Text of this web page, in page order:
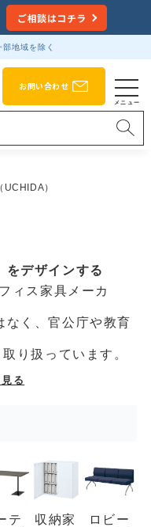
ご相談はコチラ
地域を除く
お問い合わせ
UCHIDA）
をデザインする
ィス家具メーカ
なく、官公庁や教育
り扱っています。
る
テ
収納家
ロビー